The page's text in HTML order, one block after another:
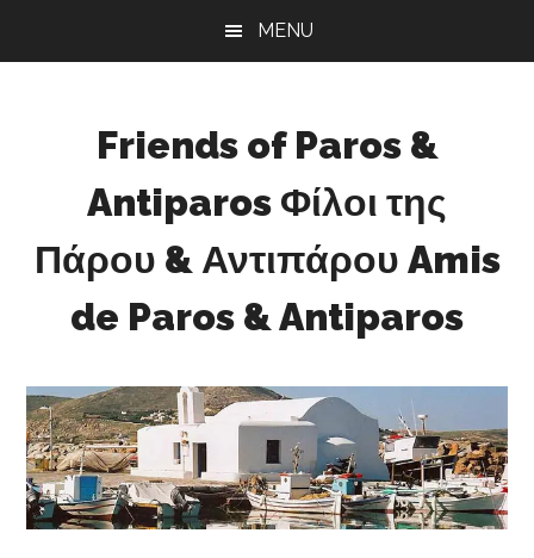
MENU
Friends of Paros &
Antiparos Φίλοι της
Πάρου & Αντιπάρου Amis
de Paros & Antiparos
development
for
Paros
&
Antiparos